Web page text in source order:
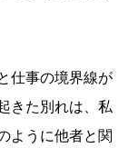
仕事の境界線が
きた別れは、私
ように他者と関